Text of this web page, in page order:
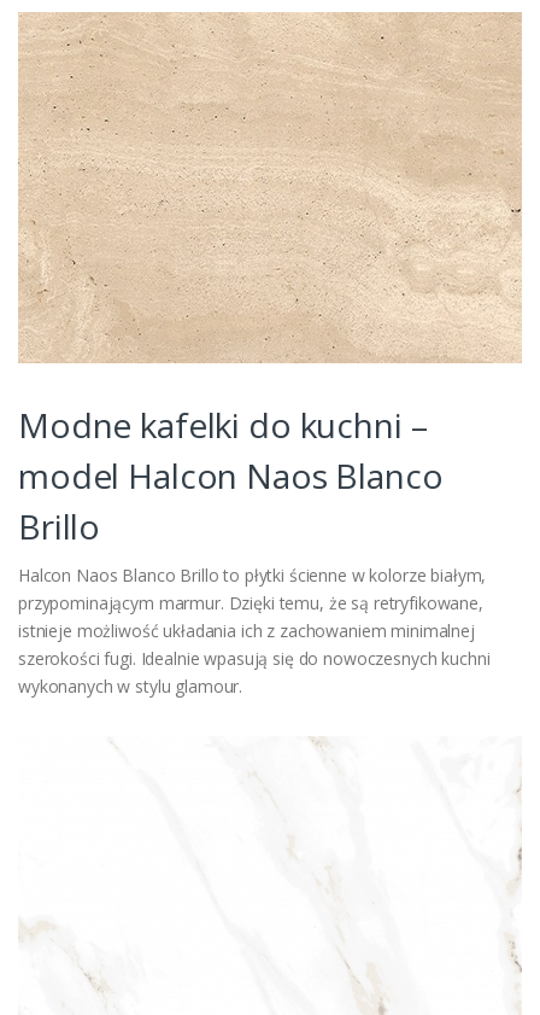
Modne kafelki do kuchni –
model Halcon Naos Blanco
Brillo
Halcon Naos Blanco Brillo to płytki ścienne w kolorze białym,
przypominającym marmur. Dzięki temu, że są retryfikowane,
istnieje możliwość układania ich z zachowaniem minimalnej
szerokości fugi. Idealnie wpasują się do nowoczesnych kuchni
wykonanych w stylu glamour.